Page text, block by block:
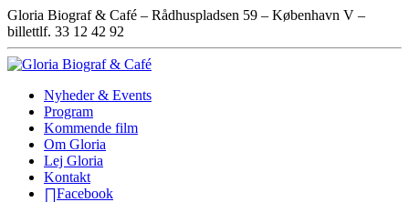
Gloria Biograf & Café – Rådhuspladsen 59 – København V –
billettlf. 33 12 42 92
Nyheder & Events
Program
Kommende film
Om Gloria
Lej Gloria
Kontakt
Facebook